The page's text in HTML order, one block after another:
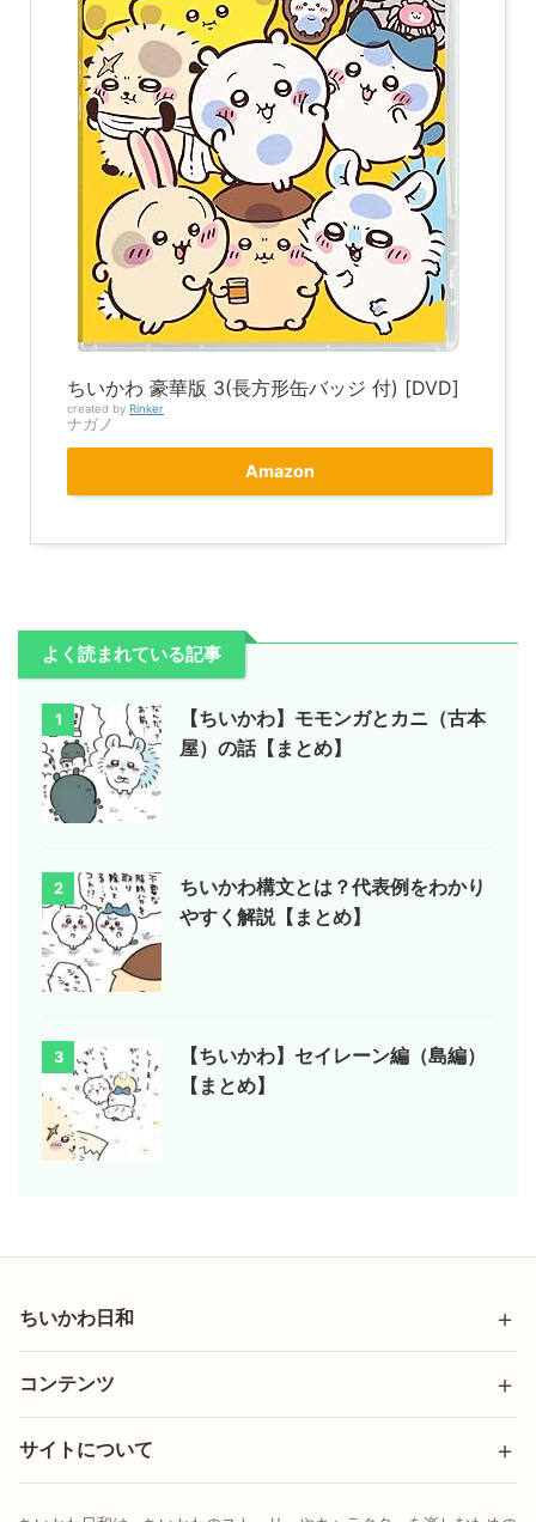
ちいかわ 豪華版 3(長方形缶バッジ 付) [DVD]
created by Rinker
ナガノ
Amazon
よく読まれている記事
1
【ちいかわ】モモンガとカニ（古本
屋）の話【まとめ】
2
ちいかわ構文とは？代表例をわかり
やすく解説【まとめ】
3
【ちいかわ】セイレーン編（島編）
【まとめ】
ちいかわ日和
コンテンツ
サイトについて